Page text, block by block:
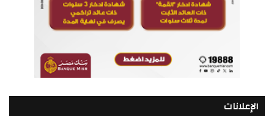
الإعلانات